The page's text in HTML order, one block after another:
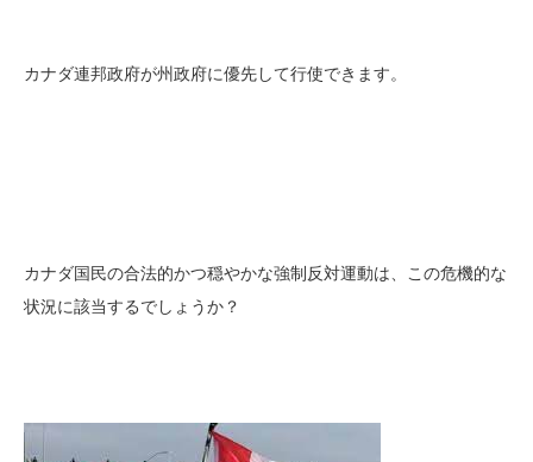
カナダ連邦政府が州政府に優先して行使できます。
カナダ国民の合法的かつ穏やかな強制反対運動は、この危機的な
状況に該当するでしょうか？